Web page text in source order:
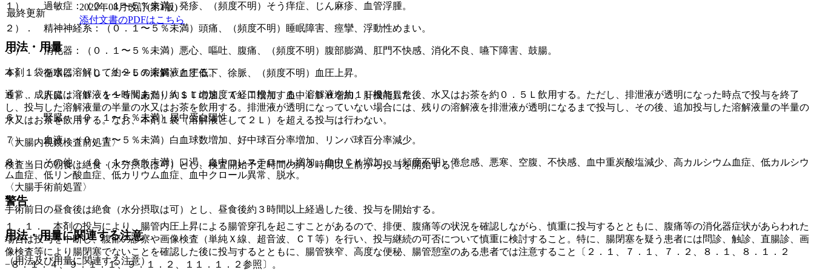
１）． 過敏症：（０．１〜５％未満）発疹、（頻度不明）そう痒症、じん麻疹、血管浮腫。
２）． 精神神経系：（０．１〜５％未満）頭痛、（頻度不明）睡眠障害、痙攣、浮動性めまい。
３）． 消化器：（０．１〜５％未満）悪心、嘔吐、腹痛、（頻度不明）腹部膨満、肛門不快感、消化不良、嚥下障害、鼓腸。
４）． 循環器：（０．１〜５％未満）血圧低下、徐脈、（頻度不明）血圧上昇。
５）． 肝臓：（０．１〜５％未満）ＡＳＴ増加、ＡＬＴ増加、血中ＬＤＨ増加、肝機能異常。
６）． 腎臓：（０．１〜５％未満）尿中蛋白陽性。
７）． 血液：（０．１〜５％未満）白血球数増加、好中球百分率増加、リンパ球百分率減少。
８）． その他：（０．１〜５％未満）口渇、血中コレステロール増加、血中ＣＫ増加、（頻度不明）倦怠感、悪寒、空腹、不快感、血中重炭酸塩減少、高カルシウム血症、低カルシウ
ム血症、低リン酸血症、低カリウム血症、血中クロール異常、脱水。
警告
１．１． 本剤の投与により、腸管内圧上昇による腸管穿孔を起こすことがあるので、排便、腹痛等の状況を確認しながら、慎重に投与するとともに、腹痛等の消化器症状があらわれた
場合は投与を中断し、腹部の診察や画像検査（単純Ｘ線、超音波、ＣＴ等）を行い、投与継続の可否について慎重に検討すること。特に、腸閉塞を疑う患者には問診、触診、直腸診、画
像検査等により腸閉塞でないことを確認した後に投与するとともに、腸管狭窄、高度な便秘、腸管憩室のある患者では注意すること〔２．１、７．１、７．２、８．１、８．１．２
−８．１．４、９．１．１、９．１．２、１１．１．２参照〕。
最終更新
2022年08月改訂(第1版)
添付文書のPDFはこちら
用法・用量
本剤１袋を水に溶解して約２Ｌの溶解液とする。
通常、成人には溶解液を１時間あたり約１Ｌの速度で経口投与する。溶解液を約１Ｌ投与した後、水又はお茶を約０．５Ｌ飲用する。ただし、排泄液が透明になった時点で投与を終了
し、投与した溶解液量の半量の水又はお茶を飲用する。排泄液が透明になっていない場合には、残りの溶解液を排泄液が透明になるまで投与し、その後、追加投与した溶解液量の半量の
水又はお茶を飲用する。なお、本剤１袋（溶解液として２Ｌ）を超える投与は行わない。
〈大腸内視鏡検査前処置〉
検査当日の朝食は絶食（水分摂取は可）とし、検査開始予定時間の約３時間以上前から投与を開始する。
〈大腸手術前処置〉
手術前日の昼食後は絶食（水分摂取は可）とし、昼食後約３時間以上経過した後、投与を開始する。
用法・用量に関連する注意
（用法及び用量に関連する注意）